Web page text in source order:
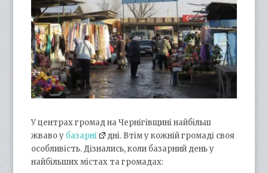
У центрах громад на Чернігівщині найбільш
жваво у базарні
дні. Втім у кожній громаді своя
особливість. Дізнались, коли базарний день у
найбільших містах та громадах: